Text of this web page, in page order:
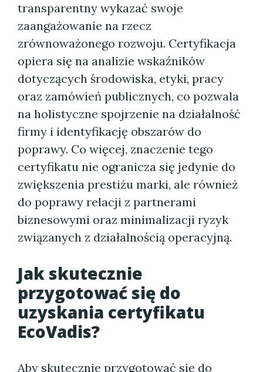
transparentny wykazać swoje
zaangażowanie na rzecz
zrównoważonego rozwoju. Certyfikacja
opiera się na analizie wskaźników
dotyczących środowiska, etyki, pracy
oraz zamówień publicznych, co pozwala
na holistyczne spojrzenie na działalność
firmy i identyfikację obszarów do
poprawy. Co więcej, znaczenie tego
certyfikatu nie ogranicza się jedynie do
zwiększenia prestiżu marki, ale również
do poprawy relacji z partnerami
biznesowymi oraz minimalizacji ryzyk
związanych z działalnością operacyjną.
Jak skutecznie
przygotować się do
uzyskania certyfikatu
EcoVadis?
Aby skutecznie przygotować się do